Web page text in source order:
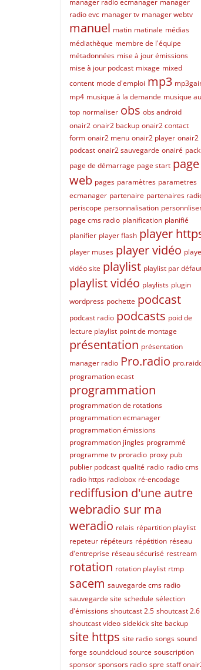
manager radio ecmanager manager
radio evc manager tv manager webtv
manuel matin matinale médias
médiathèque membre de l'équipe
métadonnées mise à jour émissions
mise à jour podcast mixage mixed
content mode d'emploi mp3
mp4 musique à la demande musique au
top normaliser obs obs android
onair2 onair2 backup onair2 contact
form onair2 menu onair2 player onair2
podcast onair2 sauvegarde onairé pack
page de démarrage page start page
web pages paramètres parametres
ecmanager partenaire partenaires
periscope personnalisation
page cms radio planification planifié
planifier player flash player
player muses player vidéo
vidéo site playlist playlist par
playlist vidéo playlists plugin
wordpress pochette podcast
podcast radio podcasts poid de
lecture playlist point de montage
présentation présentation
manager radio Pro.radio
programation ecast
programmation
programmation de rotations
programmation ecmanager
programmation émissions
programmation jingles programmé
programme tv proradio proxy pub
publier podcast qualité radio radio cms
radio https radiobox ré-encodage
rediffusion d'une autre
webradio sur ma
weradio relais répartition playlist
repeteur répéteurs répétition réseau
d'entreprise réseau sécurisé restream
rotation rotation playlist rtmp
sacem sauvegarde cms radio
sauvegarde site schedule sélection
d'émissions shoutcast 2.5 shoutcast 2.6
shoutcast video sidekick site backup
site https site radio songs sound
forge soundcloud source souscription
sponsor sponsors radio spre staff